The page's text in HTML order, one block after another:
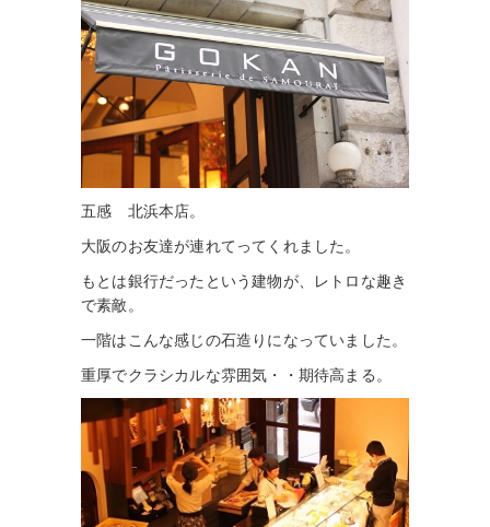
五感 北浜本店。
大阪のお友達が連れてってくれました。
もとは銀行だったという建物が、レトロな趣き
で素敵。
一階はこんな感じの石造りになっていました。
重厚でクラシカルな雰囲気・・期待高まる。